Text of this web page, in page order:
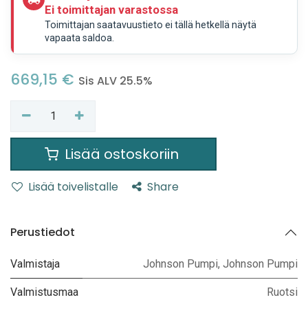
Ei toimittajan varastossa
Toimittajan saatavuustieto ei tällä hetkellä näytä
vapaata saldoa.
669,15 € Sis ALV 25.5%
Lisää ostoskoriin
Lisää toivelistalle Share
Perustiedot
Valmistaja Johnson Pumpi, Johnson Pumpi
Valmistusmaa Ruotsi